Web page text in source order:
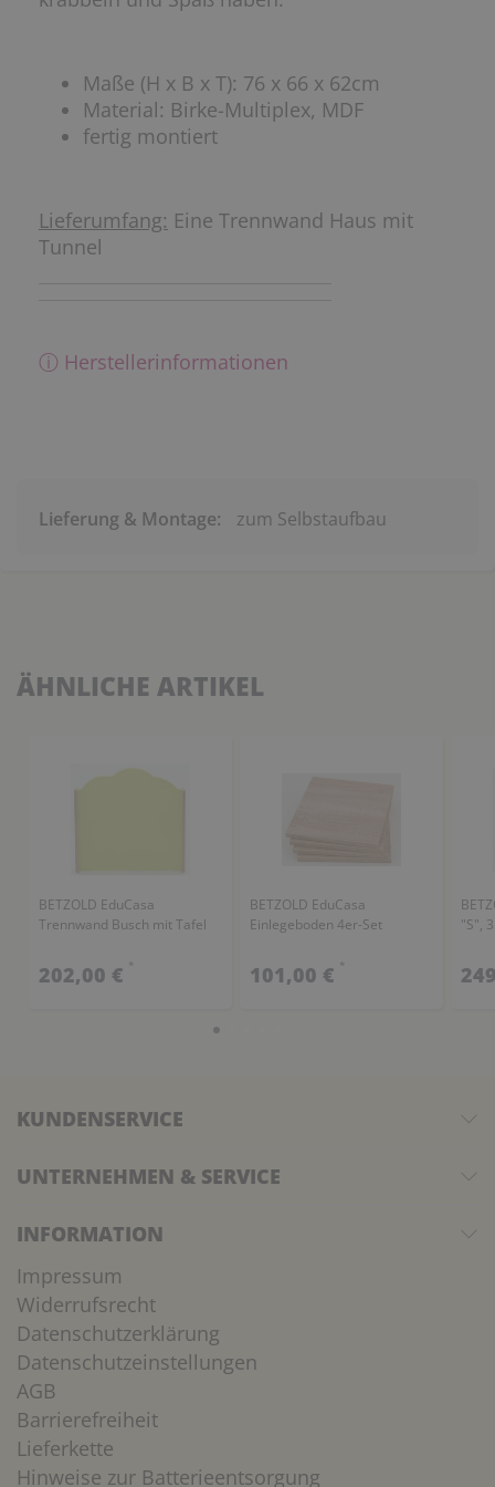
Maße (H x B x T): 76 x 66 x 62cm
Material: Birke-Multiplex, MDF
fertig montiert
Lieferumfang: Eine Trennwand Haus mit
Tunnel
ⓘ Herstellerinformationen
Lieferung & Montage: zum Selbstaufbau
ÄHNLICHE ARTIKEL
BETZOLD EduCasa
Trennwand Busch mit Tafel
202,00 € *
BETZOLD EduCasa
Einlegeboden 4er-Set
101,00 € *
"S",
KUNDENSERVICE
UNTERNEHMEN & SERVICE
INFORMATION
Impressum
Widerrufsrecht
Datenschutzerklärung
Datenschutzeinstellungen
AGB
Barrierefreiheit
Lieferkette
Hinweise zur Batterieentsorgung